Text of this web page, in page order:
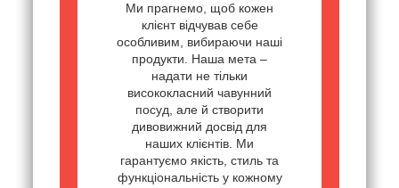
Ми прагнемо, щоб кожен
клієнт відчував себе
особливим, вибираючи наші
продукти. Наша мета –
надати не тільки
висококласний чавунний
посуд, але й створити
дивовижний досвід для
наших клієнтів. Ми
гарантуємо якість, стиль та
функціональність у кожному